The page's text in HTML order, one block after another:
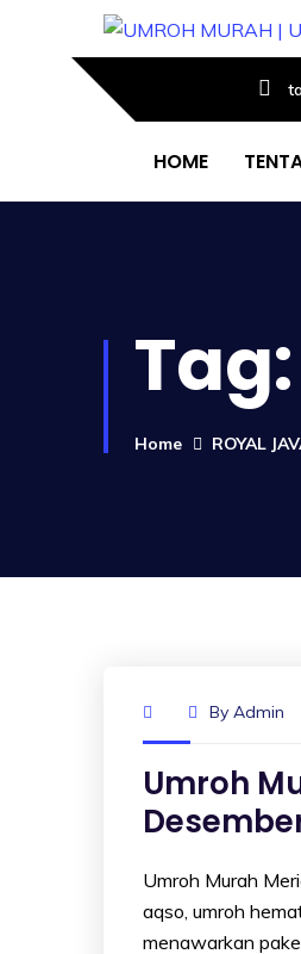
HOME
Tag:
Home ROYAL
By Admin
Umroh
Umroh Murah
aqso, umroh
menawarkan